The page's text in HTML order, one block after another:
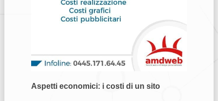
Aspetti economici: i costi di un sito